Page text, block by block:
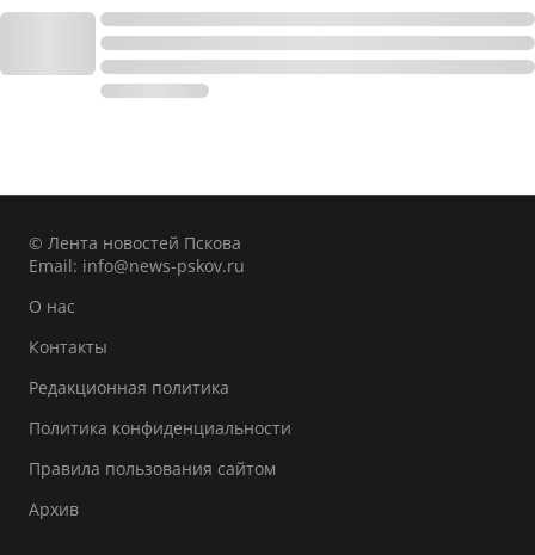
© Лента новостей Пскова
Email: info@news-pskov.ru
О нас
Контакты
Редакционная политика
Политика конфиденциальности
Правила пользования сайтом
Архив